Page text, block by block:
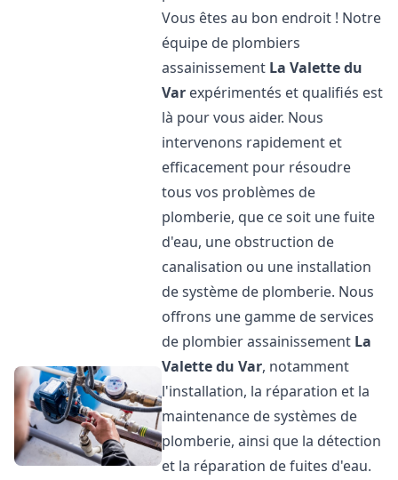
Vous êtes au bon endroit ! Notre
équipe de plombiers
assainissement La Valette du
Var expérimentés et qualifiés est
là pour vous aider. Nous
intervenons rapidement et
efficacement pour résoudre
tous vos problèmes de
plomberie, que ce soit une fuite
d'eau, une obstruction de
canalisation ou une installation
de système de plomberie. Nous
offrons une gamme de services
de plombier assainissement La
Valette du Var, notamment
l'installation, la réparation et la
maintenance de systèmes de
plomberie, ainsi que la détection
et la réparation de fuites d'eau.